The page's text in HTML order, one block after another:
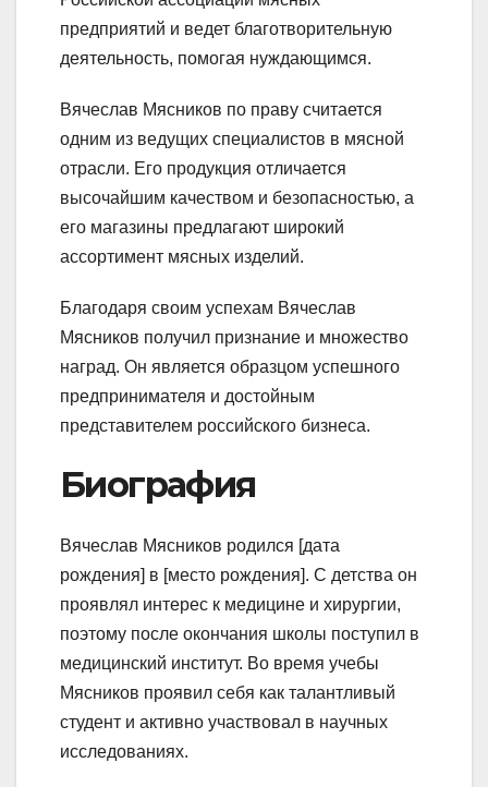
предприятий и ведет благотворительную
деятельность, помогая нуждающимся.
Вячеслав Мясников по праву считается
одним из ведущих специалистов в мясной
отрасли. Его продукция отличается
высочайшим качеством и безопасностью, а
его магазины предлагают широкий
ассортимент мясных изделий.
Благодаря своим успехам Вячеслав
Мясников получил признание и множество
наград. Он является образцом успешного
предпринимателя и достойным
представителем российского бизнеса.
Биография
Вячеслав Мясников родился [дата
рождения] в [место рождения]. С детства он
проявлял интерес к медицине и хирургии,
поэтому после окончания школы поступил в
медицинский институт. Во время учебы
Мясников проявил себя как талантливый
студент и активно участвовал в научных
исследованиях.